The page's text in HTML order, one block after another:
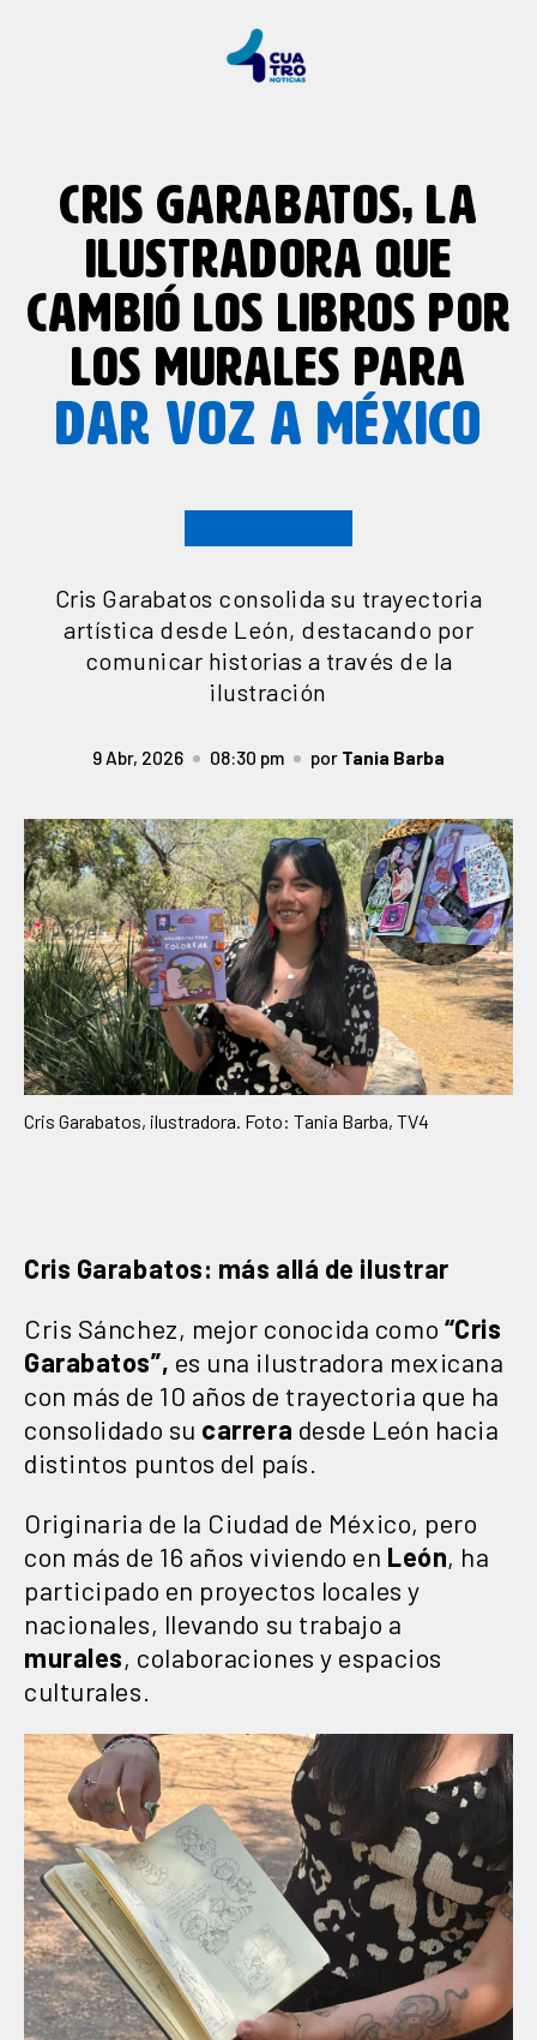
CRIS GARABATOS, LA
ILUSTRADORA QUE
CAMBIÓ LOS LIBROS POR
LOS MURALES PARA
DAR VOZ A MÉXICO
Cris Garabatos consolida su trayectoria
artística desde León, destacando por
comunicar historias a través de la
ilustración
9 Abr, 2026 08:30 pm por Tania Barba
Cris Garabatos, ilustradora. Foto: Tania Barba, TV4
Cris Garabatos: más allá de ilustrar
Cris Sánchez, mejor conocida como “Cris
Garabatos”, es una ilustradora mexicana
con más de 10 años de trayectoria que ha
consolidado su carrera desde León hacia
distintos puntos del país.
Originaria de la Ciudad de México, pero
con más de 16 años viviendo en León, ha
participado en proyectos locales y
nacionales, llevando su trabajo a
murales, colaboraciones y espacios
culturales.